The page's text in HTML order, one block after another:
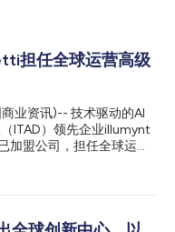
担任全球运营高级
业资讯)-- 技术驱动的AI
ITAD）领先企业illumynt
盟公司，担任全球运营
向供应链运营，并先后在
丰富经验与illumynt在大